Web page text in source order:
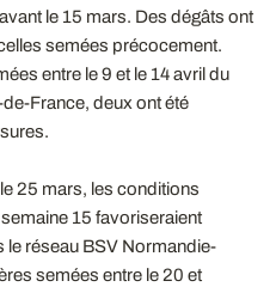
le 15 mars. Des dégâts ont
semées précocement.
entre le 9 et le 14 avril du
France, deux ont été
25 mars, les conditions
15 favoriseraient
le réseau BSV Normandie-
semées entre le 20 et